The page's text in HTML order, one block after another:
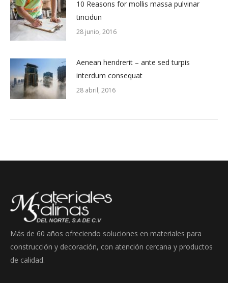
10 Reasons for mollis massa pulvinar
tincidun
28 junio, 2016
Aenean hendrerit – ante sed turpis
interdum consequat
28 abril, 2016
Más de 60 años ofreciendo soluciones en materiales para
construcción y decoración, con atención cercana y productos
de calidad.